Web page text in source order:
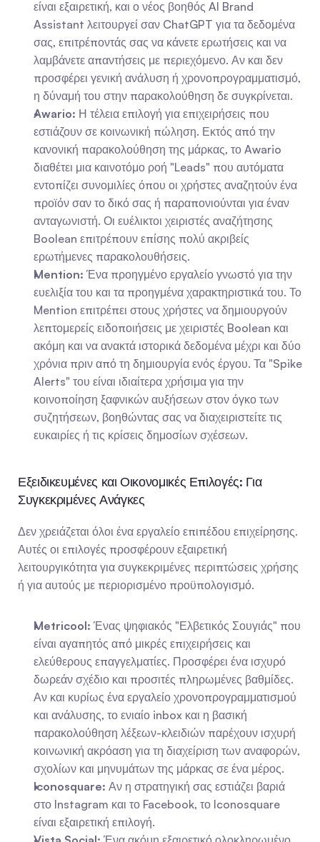
είναι εξαιρετική, και ο νέος βοηθός AI Brand
Assistant λειτουργεί σαν ChatGPT για τα δεδομένα
σας, επιτρέποντάς σας να κάνετε ερωτήσεις και να
λαμβάνετε απαντήσεις με περιεχόμενο. Αν και δεν
προσφέρει γενική ανάλυση ή χρονοπρογραμματισμό,
η δύναμή του στην παρακολούθηση δε συγκρίνεται.
Awario: Η τέλεια επιλογή για επιχειρήσεις που
εστιάζουν σε κοινωνική πώληση. Εκτός από την
κανονική παρακολούθηση της μάρκας, το Awario
διαθέτει μια καινοτόμο ροή "Leads" που αυτόματα
εντοπίζει συνομιλίες όπου οι χρήστες αναζητούν ένα
προϊόν σαν το δικό σας ή παραπονιούνται για έναν
ανταγωνιστή. Οι ευέλικτοι χειριστές αναζήτησης
Boolean επιτρέπουν επίσης πολύ ακριβείς
ερωτήμενες παρακολουθήσεις.
Mention: Ένα προηγμένο εργαλείο γνωστό για την
ευελιξία του και τα προηγμένα χαρακτηριστικά του. Το
Mention επιτρέπει στους χρήστες να δημιουργούν
λεπτομερείς ειδοποιήσεις με χειριστές Boolean και
ακόμη και να ανακτά ιστορικά δεδομένα μέχρι και δύο
χρόνια πριν από τη δημιουργία ενός έργου. Τα "Spike
Alerts" του είναι ιδιαίτερα χρήσιμα για την
κοινοποίηση ξαφνικών αυξήσεων στον όγκο των
συζητήσεων, βοηθώντας σας να διαχειριστείτε τις
ευκαιρίες ή τις κρίσεις δημοσίων σχέσεων.
Εξειδικευμένες και Οικονομικές Επιλογές: Για
Συγκεκριμένες Ανάγκες
Δεν χρειάζεται όλοι ένα εργαλείο επιπέδου επιχείρησης.
Αυτές οι επιλογές προσφέρουν εξαιρετική
λειτουργικότητα για συγκεκριμένες περιπτώσεις χρήσης
ή για αυτούς με περιορισμένο προϋπολογισμό.
Metricool: Ένας ψηφιακός "Ελβετικός Σουγιάς" που
είναι αγαπητός από μικρές επιχειρήσεις και
ελεύθερους επαγγελματίες. Προσφέρει ένα ισχυρό
δωρεάν σχέδιο και προσιτές πληρωμένες βαθμίδες.
Αν και κυρίως ένα εργαλείο χρονοπρογραμματισμού
και ανάλυσης, το ενιαίο inbox και η βασική
παρακολούθηση λέξεων-κλειδιών παρέχουν ισχυρή
κοινωνική ακρόαση για τη διαχείριση των αναφορών,
σχολίων και μηνυμάτων της μάρκας σε ένα μέρος.
Iconosquare: Αν η στρατηγική σας εστιάζει βαριά
στο Instagram και το Facebook, το Iconosquare
είναι εξαιρετική επιλογή.